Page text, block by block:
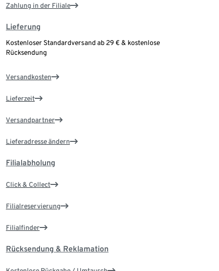
Zahlung in der Filiale
Lieferung
Kostenloser Standardversand ab 29 € & kostenlose
Rücksendung
Versandkosten
Lieferzeit
Versandpartner
Lieferadresse ändern
Filialabholung
Click & Collect
Filialreservierung
Filialfinder
Rücksendung & Reklamation